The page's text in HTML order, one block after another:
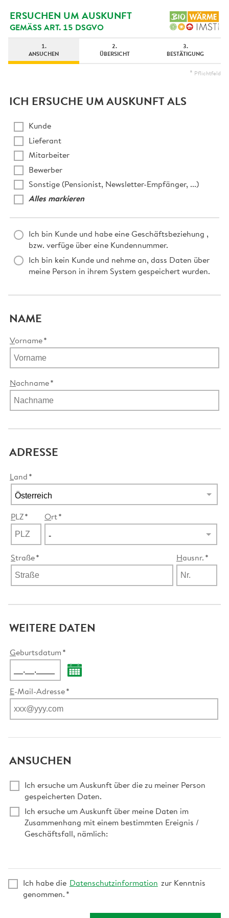
ERSUCHEN UM AUSKUNFT
GEMÄSS ART. 15 DSGVO
1.
ANSUCHEN
2.
ÜBERSICHT
3.
BESTÄTIGUNG
Pflichtfeld
ICH ERSUCHE UM AUSKUNFT ALS
Kunde
Lieferant
Mitarbeiter
Bewerber
Sonstige (Pensionist, Newsletter-Empfänger, ...)
Alles markieren
Ich bin Kunde und habe eine Geschäftsbeziehung ,
bzw. verfüge über eine Kundennummer.
Ich bin kein Kunde und nehme an, dass Daten über
meine Person in ihrem System gespeichert wurden.
NAME
Vorname
Nachname
ADRESSE
Land
PLZ Ort
Straße Hausnr.
WEITERE DATEN
Geburtsdatum
E-Mail-Adresse
ANSUCHEN
Ich ersuche um Auskunft über die zu meiner Person
gespeicherten Daten.
Ich ersuche um Auskunft über meine Daten im
Zusammenhang mit einem bestimmten Ereignis /
Geschäftsfall, nämlich:
Ich habe die Datenschutzinformation zur Kenntnis
genommen.